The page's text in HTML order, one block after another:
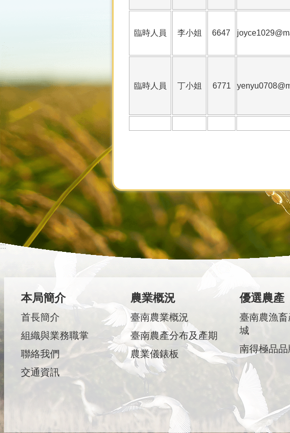
臨時人員 李小姐 6647
臨時人員 丁小姐 6771
:::
本局簡介
首長簡介
組織與業務職掌
聯絡我們
交通資訊
農業概況
臺南農業概況
臺南農產分布及產期
農業儀錶板
優選農產
臺南農漁
城
南得極品品